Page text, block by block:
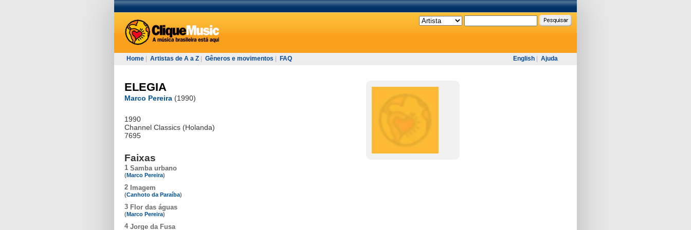
Home Artistas de A a Z Gêneros e movimentos FAQ English Ajuda
ELEGIA
Marco Pereira (1990)
1990
Channel Classics (Holanda)
7695
Faixas
1 Samba urbano
(Marco Pereira)
2 Imagem
(Canhoto da Paraíba)
3 Flor das águas
(Marco Pereira)
4 Jorge da Fusa